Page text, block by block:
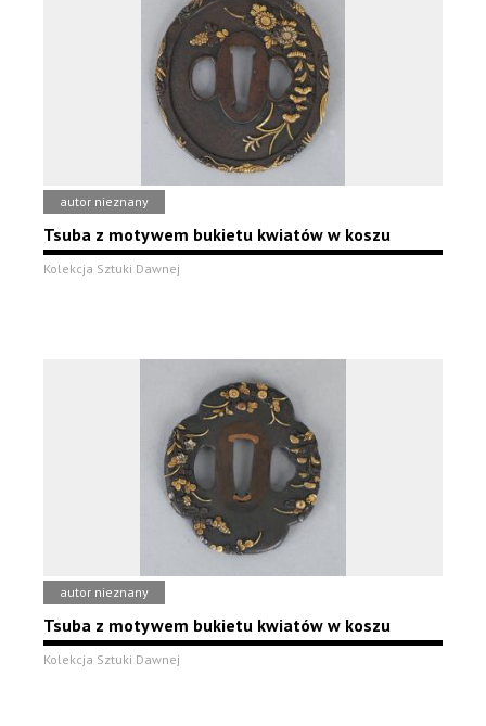
autor nieznany
Tsuba z motywem bukietu kwiatów w koszu
Kolekcja Sztuki Dawnej
autor nieznany
Tsuba z motywem bukietu kwiatów w koszu
Kolekcja Sztuki Dawnej